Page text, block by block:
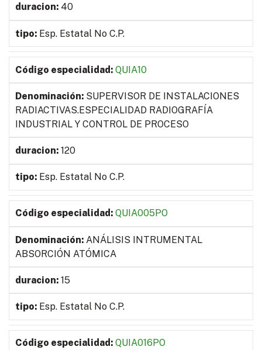
40
Esp. Estatal No C.P.
QUIA10
SUPERVISOR DE INSTALACIONES
RADIACTIVAS.ESPECIALIDAD RADIOGRAFÍA
INDUSTRIAL Y CONTROL DE PROCESO
120
Esp. Estatal No C.P.
QUIA005PO
ANÁLISIS INTRUMENTAL
ABSORCIÓN ATÓMICA
15
Esp. Estatal No C.P.
QUIA016PO